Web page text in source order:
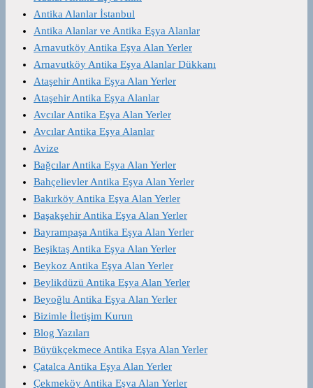
Antika Alanlar İstanbul
Antika Alanlar ve Antika Eşya Alanlar
Arnavutköy Antika Eşya Alan Yerler
Arnavutköy Antika Eşya Alanlar Dükkanı
Ataşehir Antika Eşya Alan Yerler
Ataşehir Antika Eşya Alanlar
Avcılar Antika Eşya Alan Yerler
Avcılar Antika Eşya Alanlar
Avize
Bağcılar Antika Eşya Alan Yerler
Bahçelievler Antika Eşya Alan Yerler
Bakırköy Antika Eşya Alan Yerler
Başakşehir Antika Eşya Alan Yerler
Bayrampaşa Antika Eşya Alan Yerler
Beşiktaş Antika Eşya Alan Yerler
Beykoz Antika Eşya Alan Yerler
Beylikdüzü Antika Eşya Alan Yerler
Beyoğlu Antika Eşya Alan Yerler
Bizimle İletişim Kurun
Blog Yazıları
Büyükçekmece Antika Eşya Alan Yerler
Çatalca Antika Eşya Alan Yerler
Çekmeköy Antika Eşya Alan Yerler